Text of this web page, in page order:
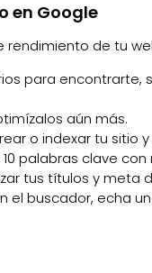
en Google
rendimiento de tu
para encontrarte,
aún más.
o indexar tu sitio
palabras clave
tus títulos y meta
el buscador, echa